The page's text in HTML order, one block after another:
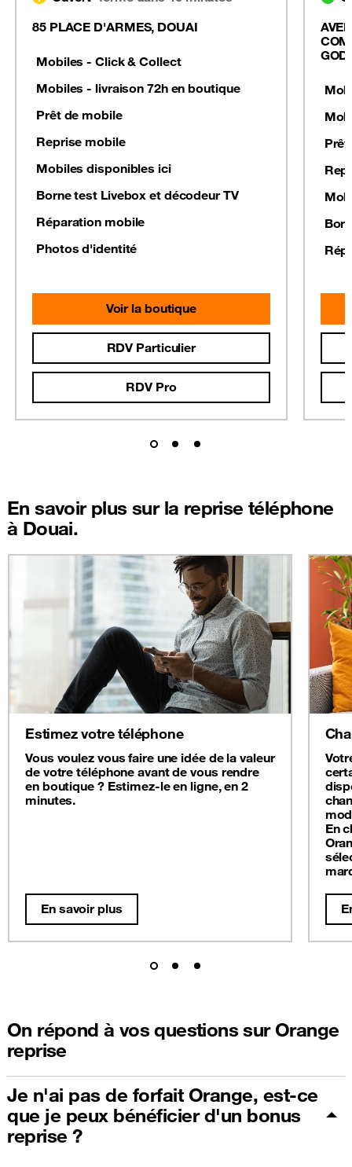
85 PLACE D'ARMES, DOUAI
Mobiles - Click & Collect
Mobiles - livraison 72h en boutique
Prêt de mobile
Reprise mobile
Mobiles disponibles ici
Borne test Livebox et décodeur TV
Réparation mobile
Photos d'identité
Voir la boutique
RDV Particulier
RDV Pro
En savoir plus sur la reprise téléphone
à Douai.
Estimez votre téléphone
Vous voulez vous faire une idée de la valeur
de votre téléphone avant de vous rendre
en boutique ? Estimez-le en ligne, en 2
minutes.
En savoir plus
En
On répond à vos questions sur Orange
reprise
Je n'ai pas de forfait Orange, est-ce
que je peux bénéficier d'un bonus
reprise ?